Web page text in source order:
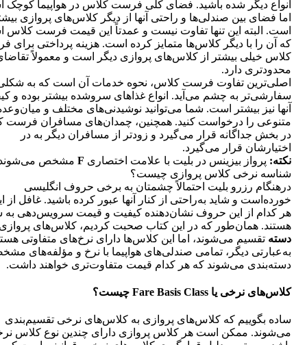
انواع دیگر شده باشید. فضای کلی فرست کلاس در هواپیما
اما فضای بین صندلی‌ها و راحتی آنها از دیگر کلاس‌های پروازی
است. البته این تنها تفاوت نیست و عمدتاً این قیمت فرست
که آن را با دیگر کلاس‌ها متمایز کرده است. هزینه پرداختی برای
کلاس خیلی بیشتر از کلاس‌های پروازی دیگر است و معمولاً
محدودتری دارد.
اصلی‌ترین تفاوت فرست کلاس، نحوه خدمات آن است که به
سفارشی‌تر به چشم می‌آید. انواع غذاهای سروشده بیشتر بوده و
آنها نیز بیشتر است. شما می‌توانید نوشیدنی‌های مختلف و
متنوعی را درخواست کنید. همچنین، چمدان‌های مسافران فرست
در بخش جداگانه قرار می‌گیرد و زودتر از مسافران دیگر به در
اختیارشان قرار می‌گیرد.
نکته: پرواز بیزینس در بلیت با علامت اختصاری F مشخص
شناسه نرخی کلاس پروازی چیست؟
درهنگام رزرو بلیت احتمالاً چشمتان به برخی حروف انگلیسی
خورده‌است و شاید به‌راحتی از کنار آنها عبور کرده باشید. غافل از
هر کدام از این حروف نشان‌دهنده کیفیت و قیمت سرویس‌دهی به
هستند. همان‌طور که در این کتاب صحبت کردیم، کلاس‌های
دسته تقسیم می‌شوند، اما این کلاس‌ها دارای نرخ‌های متفاوتی
به‌عبارتی دیگر، تمامی صندلی‌های هواپیما با نرخ و مؤلفه‌های
دسته‌بندی می‌شوند که هر کدام قیمت متفاوت‌تری خواهند داشت.
کلاس‌های نرخی یا Fare Basis Class چیست؟
ساده بگوییم که کلاس‌های پروازی به کلاس‌های نرخی تقسیم‌بندی
می‌شوند. ممکن است هر کلاس پروازی دارای چندین نوع کلاس